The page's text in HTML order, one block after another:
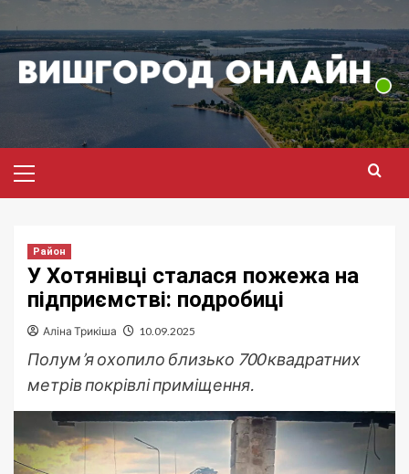
до
вмісту
меню
Район
У Хотянівці сталася пожежа на
підприємстві: подробиці
Аліна Трикіша 10.09.2025
Полум’я охопило близько 700 квадратних
метрів покрівлі приміщення.